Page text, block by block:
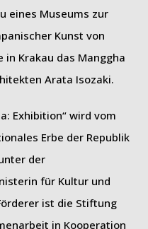
eines Museums zur
Kunst von
in Krakau das Manggha
Arata Isozaki.
Exhibition“ wird vom
Erbe der Republik
der
für Kultur und
ist die Stiftung
in Kooperation